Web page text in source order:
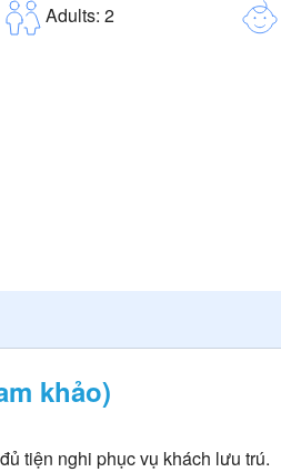
Adults: 2
khảo)
tiện nghi phục vụ khách lưu trú.